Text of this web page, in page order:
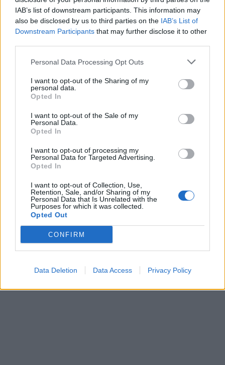
IAB’s list of downstream participants. This information may
also be disclosed by us to third parties on the IAB’s List of
Downstream Participants that may further disclose it to other
Personal Data Processing Opt Outs
I want to opt-out of the Sharing of my
personal data.
Opted In
I want to opt-out of the Sale of my
Personal Data.
Opted In
I want to opt-out of processing my
Personal Data for Targeted Advertising.
Opted In
I want to opt-out of Collection, Use,
Retention, Sale, and/or Sharing of my
Personal Data that Is Unrelated with the
Purposes for which it was collected.
Opted Out
CONFIRM
Data Deletion Data Access Privacy Policy